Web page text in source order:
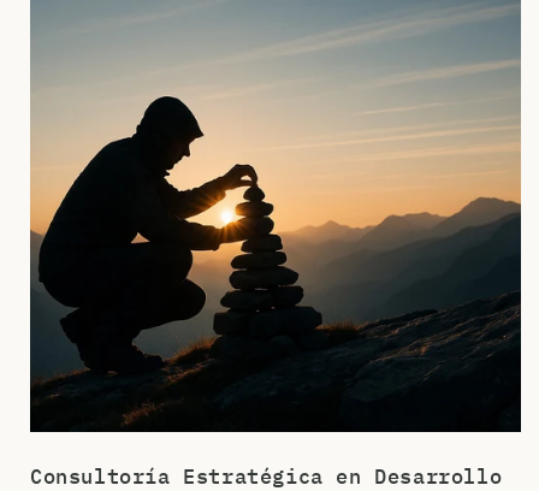
Consultoría Estratégica en Desarrollo